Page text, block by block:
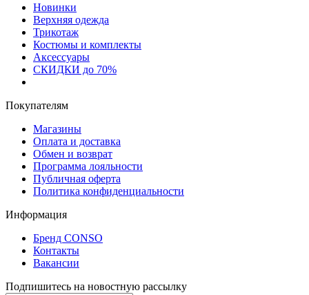
Новинки
Верхняя одежда
Трикотаж
Костюмы и комплекты
Аксессуары
СКИДКИ до 70%
Покупателям
Магазины
Оплата и доставка
Обмен и возврат
Программа лояльности
Публичная оферта
Политика конфиденциальности
Информация
Бренд CONSO
Контакты
Вакансии
Подпишитесь на новостную рассылку